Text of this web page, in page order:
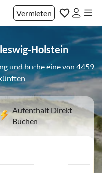
Vermieten
Holstein
und buche eine von 4459
Aufenthalt Direkt
Buchen